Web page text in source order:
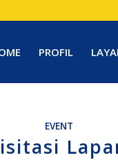
PROFIL
EVENT